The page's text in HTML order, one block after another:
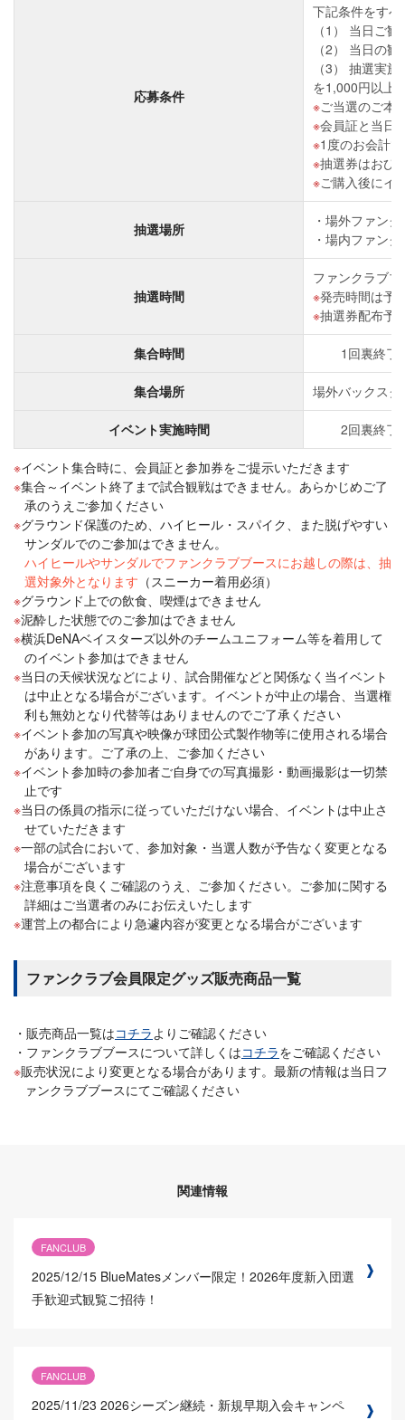
応募条件
下記条件をす
（1） 当日ご
（2） 当日の
（3） 抽選実
を1,000円以上
ご当選のご本
会員証と当日
1度のお会計
抽選券はおひ
ご購入後にイ
抽選場所
場外ファン
場内ファン
抽選時間
ファンクラブ
発売時間は予
抽選券配布予
集合時間 1回裏終了
集合場所 場外バックス
イベント実施時間 2回裏終了
イベント集合時に、会員証と参加券をご提示いただきます
集合～イベント終了まで試合観戦はできません。あらかじめご了
承のうえご参加ください
グラウンド保護のため、ハイヒール・スパイク、また脱げやすい
サンダルでのご参加はできません。
ハイヒールやサンダルでファンクラブブースにお越しの際は、抽
選対象外となります （スニーカー着用必須）
グラウンド上での飲食、喫煙はできません
泥酔した状態でのご参加はできません
横浜DeNAベイスターズ以外のチームユニフォーム等を着用して
のイベント参加はできません
当日の天候状況などにより、試合開催などと関係なく当イベント
は中止となる場合がございます。イベントが中止の場合、当選権
利も無効となり代替等はありませんのでご了承ください
イベント参加の写真や映像が球団公式製作物等に使用される場合
があります。ご了承の上、ご参加ください
イベント参加時の参加者ご自身での写真撮影・動画撮影は一切禁
止です
当日の係員の指示に従っていただけない場合、イベントは中止さ
せていただきます
一部の試合において、参加対象・当選人数が予告なく変更となる
場合がございます
注意事項を良くご確認のうえ、ご参加ください。ご参加に関する
詳細はご当選者のみにお伝えいたします
運営上の都合により急遽内容が変更となる場合がございます
ファンクラブ会員限定グッズ販売商品一覧
販売商品一覧はコチラ よりご確認ください
ファンクラブブースについて詳しくはコチラをご確認ください
販売状況により変更となる場合があります。最新の情報は当日フ
ァンクラブブースにてご確認ください
関連情報
FANCLUB
2025/12/15 BlueMatesメンバー限定！2026年度新入団選
手歓迎式観覧ご招待！
FANCLUB
2025/11/23 2026シーズン継続・新規早期入会キャンペ